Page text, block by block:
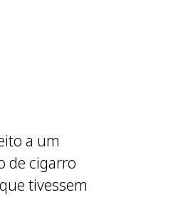
a um
de cigarro
tivessem